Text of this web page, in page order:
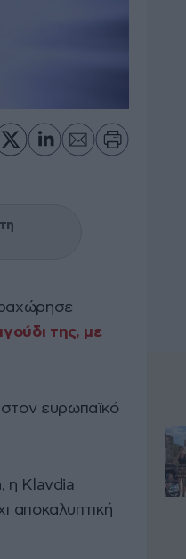
της, με
ευρωπαϊκό
η Klavdia
αποκαλυπτική